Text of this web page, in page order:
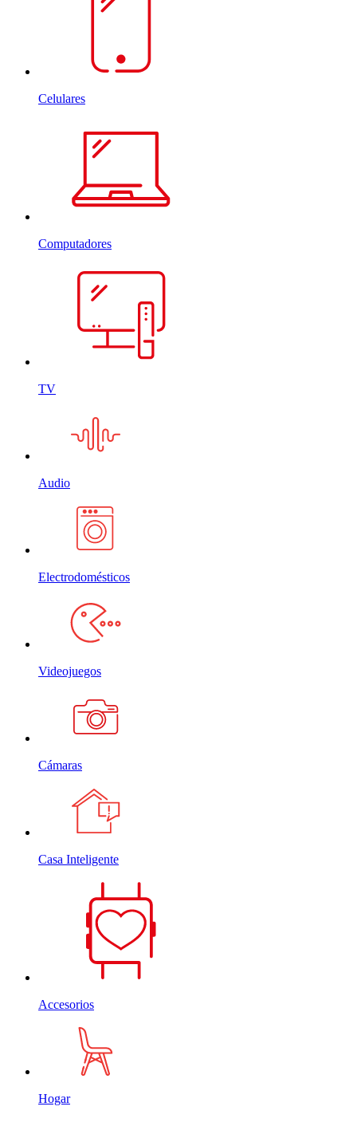
Celulares
Computadores
TV
Audio
Electrodomésticos
Videojuegos
Cámaras
Casa Inteligente
Accesorios
Hogar